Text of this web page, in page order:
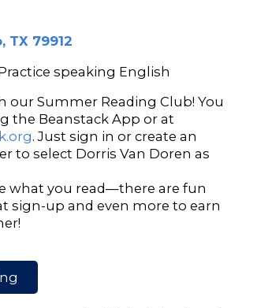
TX 79912
speaking English
our Summer Reading Club! You
the Beanstack App or at
. Just sign in or create an
to select Dorris Van Doren as
what you read—there are fun
sign-up and even more to earn